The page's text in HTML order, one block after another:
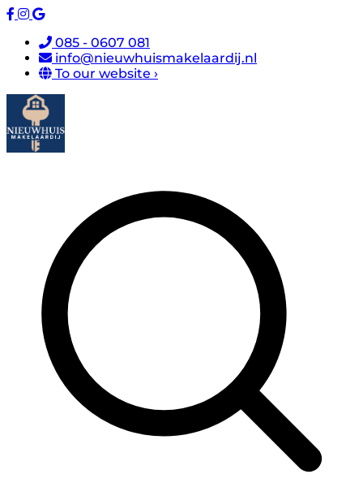
085 - 0607 081
info@nieuwhuismakelaardij.nl
To our website ›